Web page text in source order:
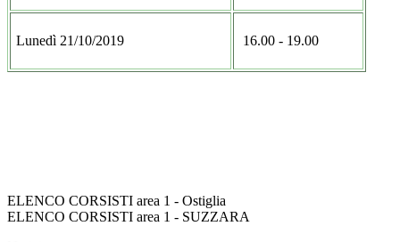
Lunedì 21/10/2019 16.00 - 19.00
ELENCO CORSISTI area 1 - Ostiglia
ELENCO CORSISTI area 1 - SUZZARA